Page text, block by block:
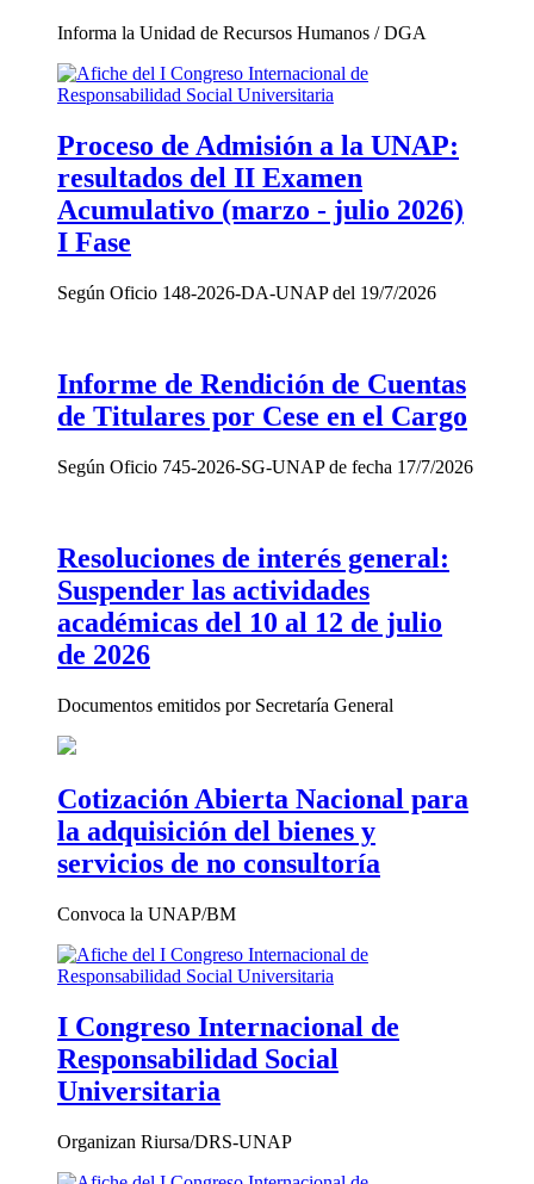
Informa la Unidad de Recursos Humanos / DGA
Proceso de Admisión a la UNAP:
resultados del II Examen
Acumulativo (marzo - julio 2026)
I Fase
Según Oficio 148-2026-DA-UNAP del 19/7/2026
Informe de Rendición de Cuentas
de Titulares por Cese en el Cargo
Según Oficio 745-2026-SG-UNAP de fecha 17/7/2026
Resoluciones de interés general:
Suspender las actividades
académicas del 10 al 12 de julio
de 2026
Documentos emitidos por Secretaría General
Cotización Abierta Nacional para
la adquisición del bienes y
servicios de no consultoría
Convoca la UNAP/BM
I Congreso Internacional de
Responsabilidad Social
Universitaria
Organizan Riursa/DRS-UNAP